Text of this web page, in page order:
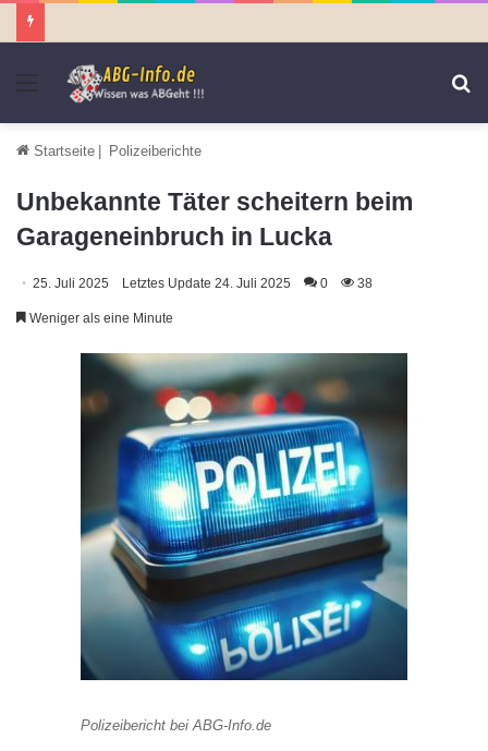
Menü
Startseite | Polizeiberichte
Unbekannte Täter scheitern beim
Garageneinbruch in Lucka
25. Juli 2025 Letztes Update 24. Juli 2025 0 38
Weniger als eine Minute
Polizeibericht bei ABG-Info.de